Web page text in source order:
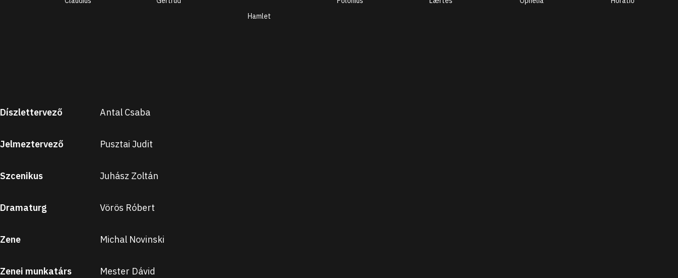
Hamlet
Díszlettervező Antal Csaba
Jelmeztervező Pusztai Judit
Szcenikus Juhász Zoltán
Dramaturg Vörös Róbert
Zene Michal Novinski
Zenei munkatárs Mester Dávid